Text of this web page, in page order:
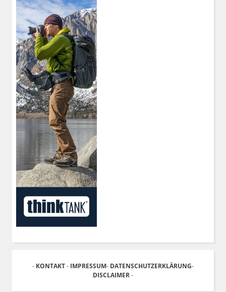
- KONTAKT- IMPRESSUM- DATENSCHUTZERKLÄRUNG-
DISCLAIMER-